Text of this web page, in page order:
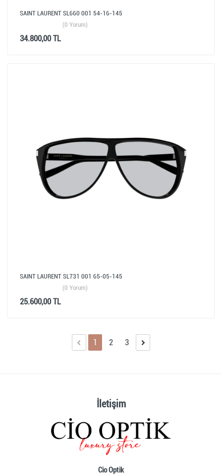
SAINT LAURENT SL660 001 54-16-145
(0 Yorum)
34.800,00 TL
SAINT LAURENT SL731 001 65-05-145
(0 Yorum)
25.600,00 TL
1 2 3
İletişim
Cio Optik